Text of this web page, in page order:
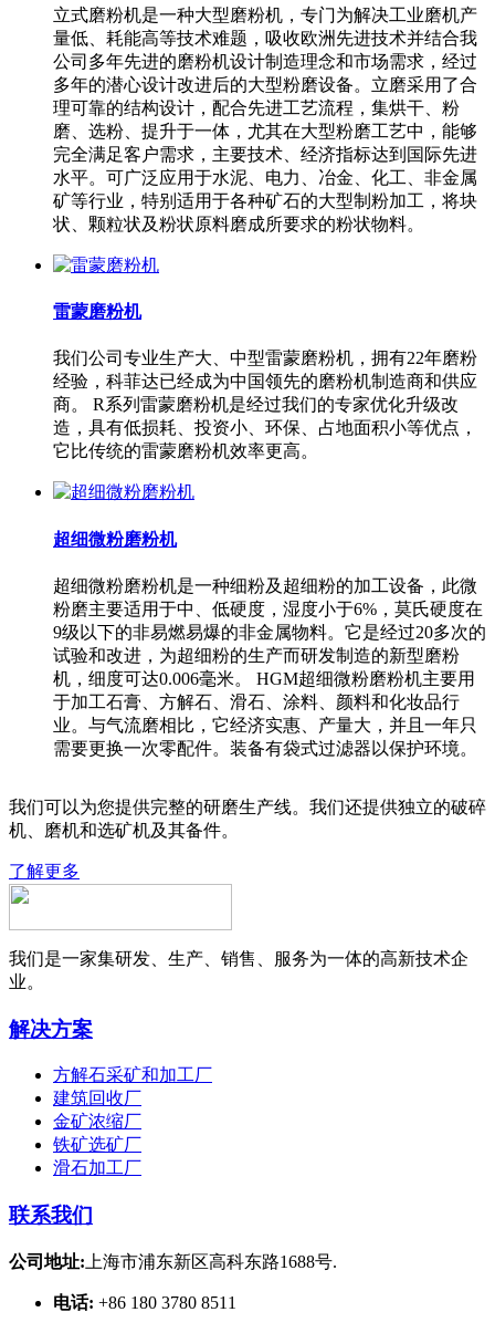
立式磨粉机是一种大型磨粉机，专门为解决工业磨机产
量低、耗能高等技术难题，吸收欧洲先进技术并结合我
公司多年先进的磨粉机设计制造理念和市场需求，经过
多年的潜心设计改进后的大型粉磨设备。立磨采用了合
理可靠的结构设计，配合先进工艺流程，集烘干、粉
磨、选粉、提升于一体，尤其在大型粉磨工艺中，能够
完全满足客户需求，主要技术、经济指标达到国际先进
水平。可广泛应用于水泥、电力、冶金、化工、非金属
矿等行业，特别适用于各种矿石的大型制粉加工，将块
状、颗粒状及粉状原料磨成所要求的粉状物料。
雷蒙磨粉机
我们公司专业生产大、中型雷蒙磨粉机，拥有22年磨粉
经验，科菲达已经成为中国领先的磨粉机制造商和供应
商。 R系列雷蒙磨粉机是经过我们的专家优化升级改
造，具有低损耗、投资小、环保、占地面积小等优点，
它比传统的雷蒙磨粉机效率更高。
超细微粉磨粉机
超细微粉磨粉机是一种细粉及超细粉的加工设备，此微
粉磨主要适用于中、低硬度，湿度小于6%，莫氏硬度在
9级以下的非易燃易爆的非金属物料。它是经过20多次的
试验和改进，为超细粉的生产而研发制造的新型磨粉
机，细度可达0.006毫米。 HGM超细微粉磨粉机主要用
于加工石膏、方解石、滑石、涂料、颜料和化妆品行
业。与气流磨相比，它经济实惠、产量大，并且一年只
需要更换一次零配件。装备有袋式过滤器以保护环境。
我们可以为您提供完整的研磨生产线。我们还提供独立的破碎
机、磨机和选矿机及其备件。
了解更多
我们是一家集研发、生产、销售、服务为一体的高新技术企
业。
解决方案
方解石采矿和加工厂
建筑回收厂
金矿浓缩厂
铁矿选矿厂
滑石加工厂
联系我们
公司地址: 上海市浦东新区高科东路1688号.
电话: +86 180 3780 8511